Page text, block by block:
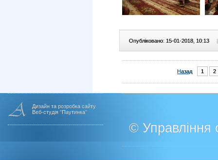
Опубліковано: 15-01-2018, 10:13
Назад 1 2
Дизайн та розробка сайту
Веб-студія "Паутинка"
© Управління